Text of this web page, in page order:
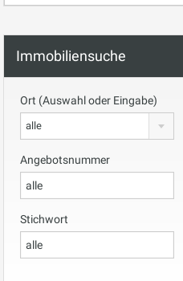
Immobiliensuche
Ort (Auswahl oder Eingabe)
alle
Angebotsnummer
Stichwort